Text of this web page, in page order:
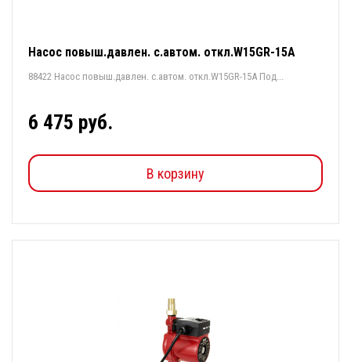
Насос повыш.давлен. с.автом. откл.W15GR-15A
88422 Насос повыш.давлен. с.автом. откл.W15GR-15A Под...
6 475 руб.
В корзину